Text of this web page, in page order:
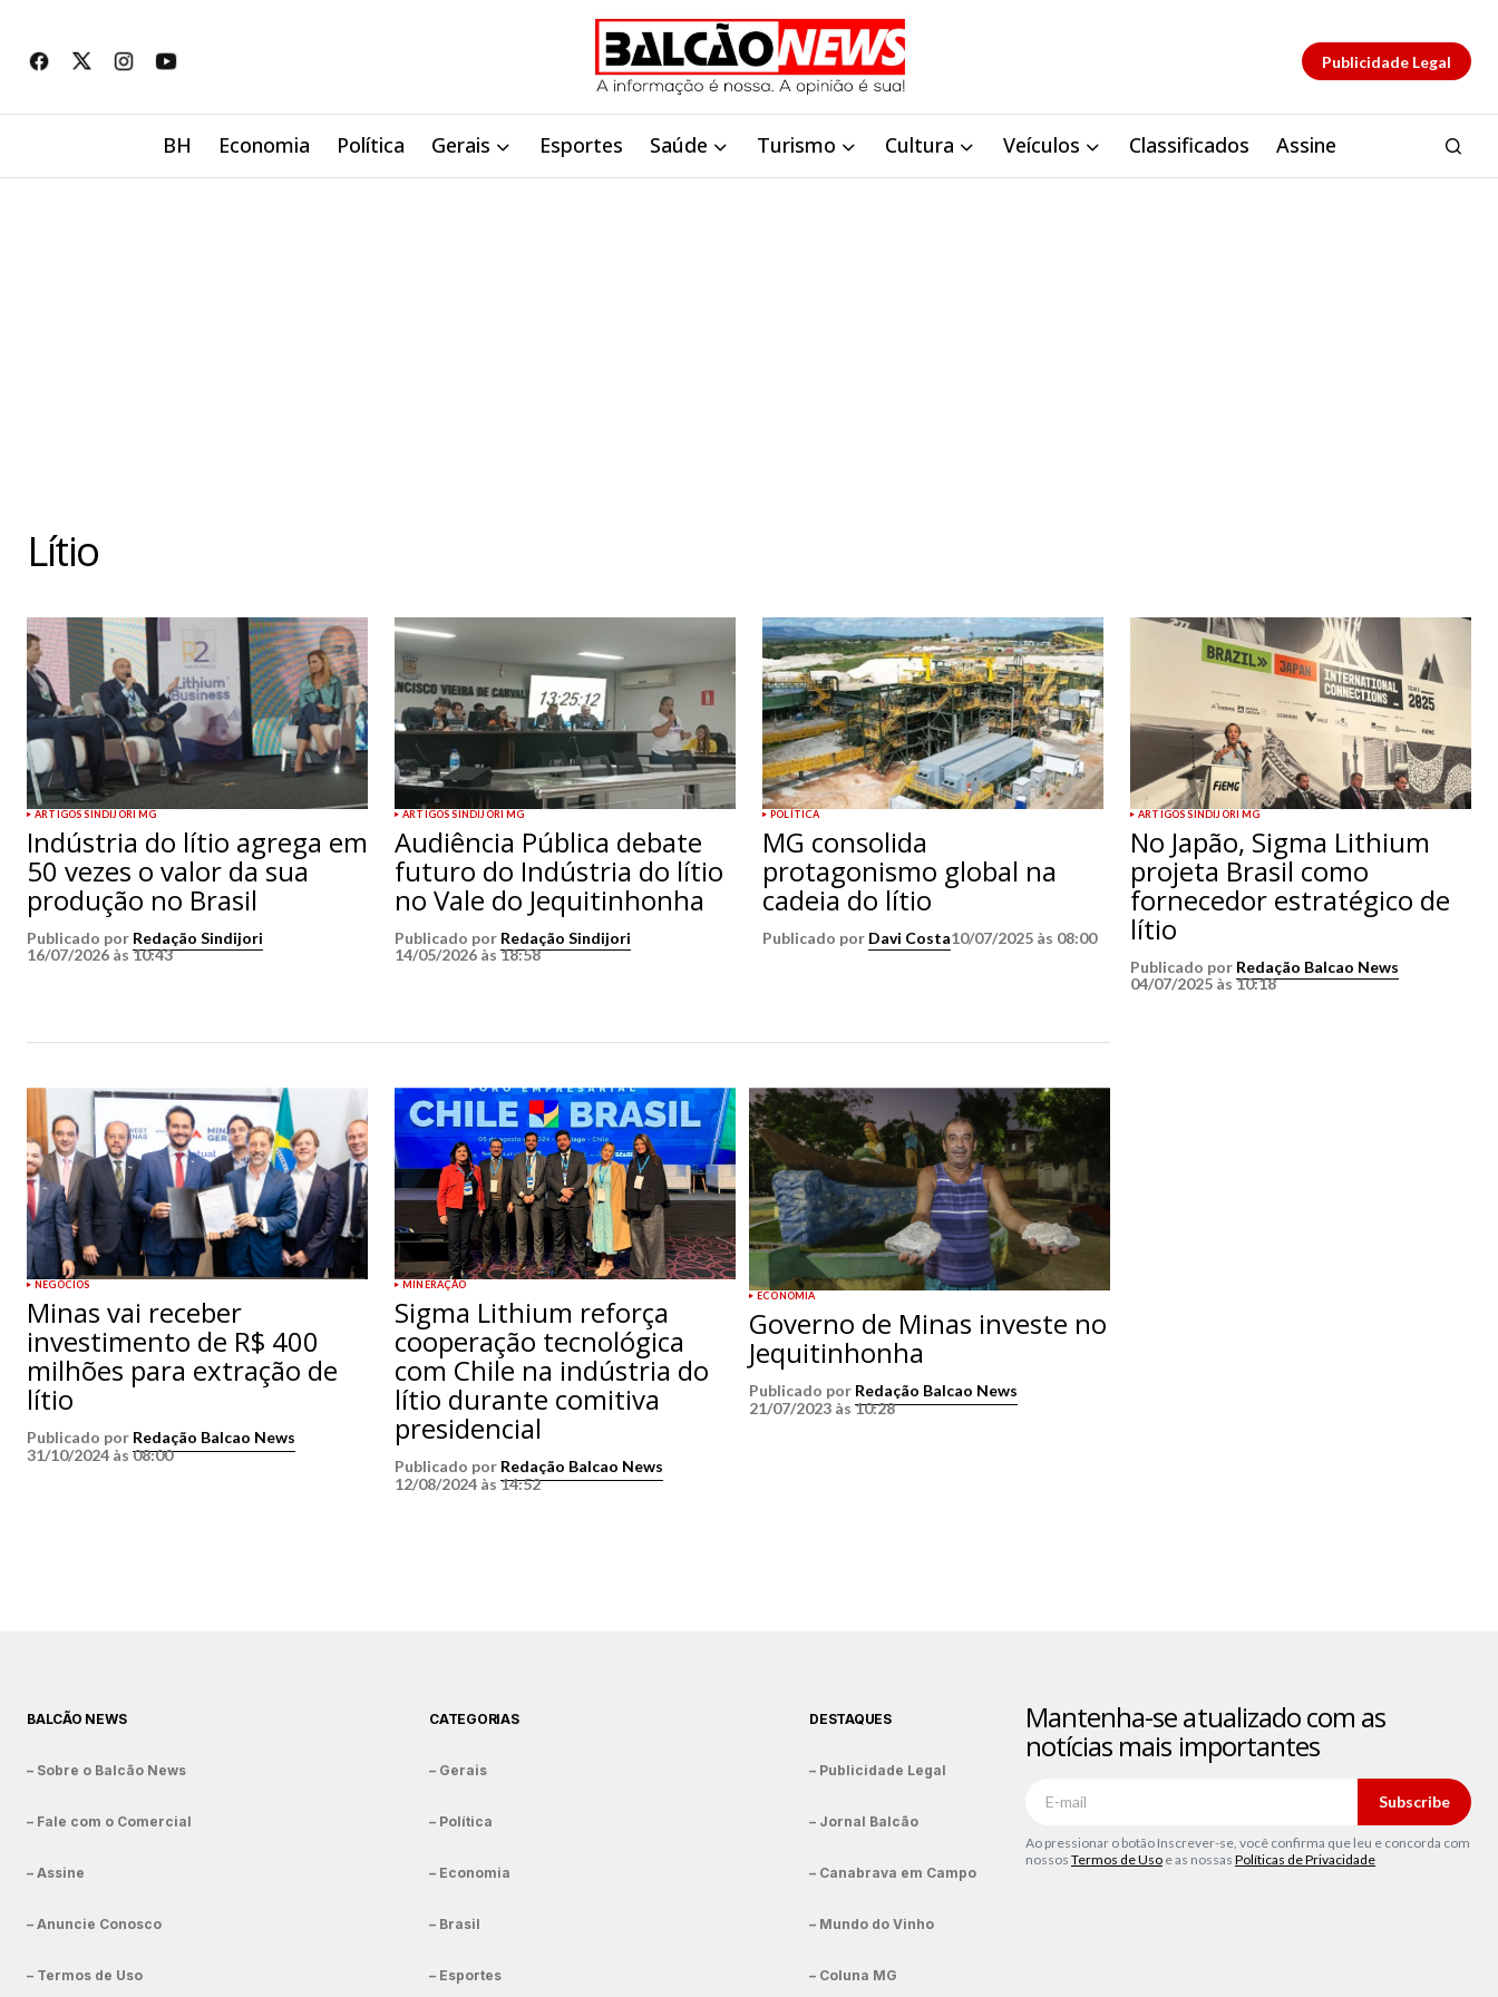
Publicidade Legal
BH Economia Política Gerais Esportes Saúde Turismo Cultura Veículos Classificados Assine
Lítio
ARTIGOS SINDIJORI MG
Indústria do lítio agrega em
50 vezes o valor da sua
produção no Brasil
Publicado por Redação Sindijori
16/07/2026 às 10:43
ARTIGOS SINDIJORI MG
Audiência Pública debate
futuro do Indústria do lítio
no Vale do Jequitinhonha
Publicado por Redação Sindijori
14/05/2026 às 18:58
POLÍTICA
MG consolida
protagonismo global na
cadeia do lítio
Publicado por Davi Costa10/07/2025 às 08:00
ARTIGOS SINDIJORI MG
No Japão, Sigma Lithium
projeta Brasil como
fornecedor estratégico de
lítio
Publicado por Redação Balcao News
04/07/2025 às 10:18
NEGÓCIOS
Minas vai receber
investimento de R$ 400
milhões para extração de
lítio
Publicado por Redação Balcao News
31/10/2024 às 08:00
MINERAÇÃO
Sigma Lithium reforça
cooperação tecnológica
com Chile na indústria do
lítio durante comitiva
presidencial
Publicado por Redação Balcao News
12/08/2024 às 14:52
ECONOMIA
Governo de Minas investe no
Jequitinhonha
Publicado por Redação Balcao News
21/07/2023 às 10:28
BALCÃO NEWS
– Sobre o Balcão News
– Fale com o Comercial
– Assine
– Anuncie Conosco
– Termos de Uso
CATEGORIAS
– Gerais
– Política
– Economia
– Brasil
– Esportes
DESTAQUES
– Publicidade Legal
– Jornal Balcão
– Canabrava em Campo
– Mundo do Vinho
– Coluna MG
Mantenha-se atualizado com as
notícias mais importantes
Subscribe
Ao pressionar o botão Inscrever-se, você confirma que leu e concorda com
nossos Termos de Uso e as nossas Políticas de Privacidade